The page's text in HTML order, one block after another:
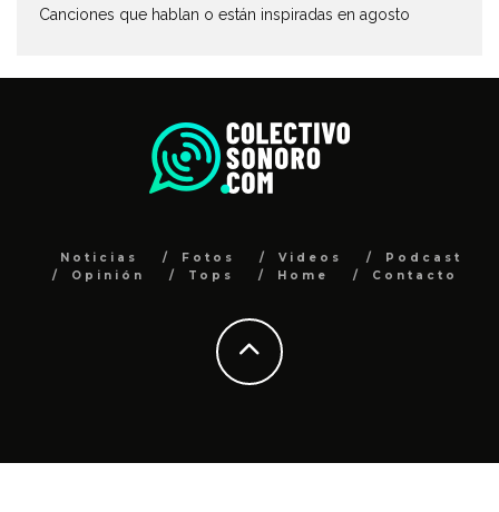
Canciones que hablan o están inspiradas en agosto
Noticias Fotos Videos
Podcast
Opinión
Tops Home Contacto